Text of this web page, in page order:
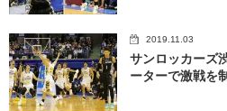
2019.11.03
サンロッカーズ
ーターで激戦を